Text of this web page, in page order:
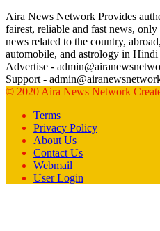
Aira News Network Provides
fairest, reliable and fast news,
news related to the country,
automobile, and astrology in
Advertise -
Support -
© 2020 Aira News Network
Terms
Privacy Policy
About Us
Contact Us
Webmail
User Login